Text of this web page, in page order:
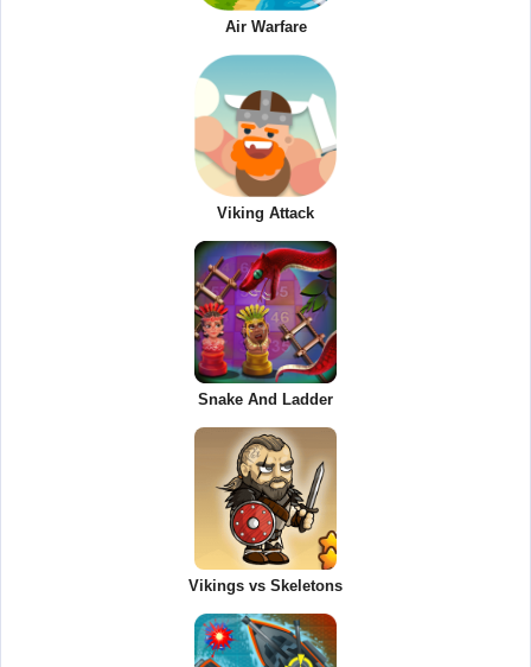
Air Warfare
Viking Attack
Snake And Ladder
Vikings vs Skeletons